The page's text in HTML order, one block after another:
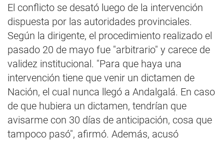
El conflicto se desató luego de la intervención
dispuesta por las autoridades provinciales.
Según la dirigente, el procedimiento realizado el
pasado 20 de mayo fue "arbitrario" y carece de
validez institucional. "Para que haya una
intervención tiene que venir un dictamen de
Nación, el cual nunca llegó a Andalgalá. En caso
de que hubiera un dictamen, tendrían que
avisarme con 30 días de anticipación, cosa que
tampoco pasó", afirmó. Además, acusó